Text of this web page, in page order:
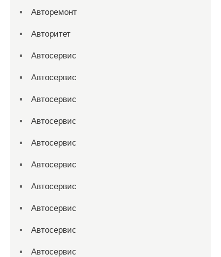
Авторемонт
Авторитет
Автосервис
Автосервис
Автосервис
Автосервис
Автосервис
Автосервис
Автосервис
Автосервис
Автосервис
Автосервис